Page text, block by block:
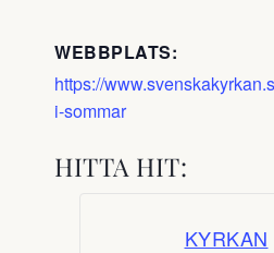
WEBBPLATS:
https://
i-sommar
HITTA HIT:
KYRKAN